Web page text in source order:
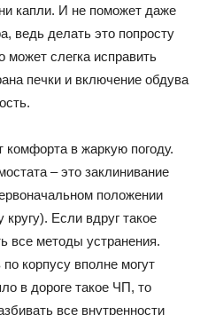
капли. И не поможет даже
ведь делать это попросту
может слегка исправить
печки и включение обдува
комфорта в жаркую погоду.
– это заклинивание
положении
Если вдруг такое
все методы устранения.
корпусу вполне могут
в дороге такое ЧП, то
все внутренности